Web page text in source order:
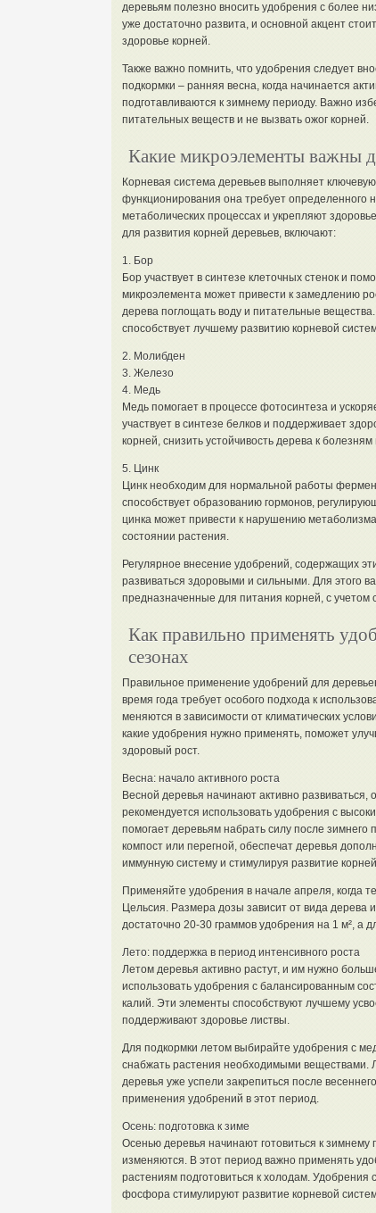
деревьям полезно вносить удобрения с более
уже достаточно развита, и основной акцент
здоровье корней.
Также важно помнить, что удобрения следует
подкормки – ранняя весна, когда начинается
подготавливаются к зимнему периоду. Важно
питательных веществ и не вызвать ожог корней.
Какие микроэлементы важны
Корневая система деревьев выполняет
функционирования она требует определенного
метаболических процессах и укрепляют
для развития корней деревьев, включают:
1. Бор
Бор участвует в синтезе клеточных стенок и
микроэлемента может привести к замедлению
дерева поглощать воду и питательные
способствует лучшему развитию корневой
2. Молибден
3. Железо
4. Медь
Медь помогает в процессе фотосинтеза и
участвует в синтезе белков и поддерживает
корней, снизить устойчивость дерева к
5. Цинк
Цинк необходим для нормальной работы
способствует образованию гормонов,
цинка может привести к нарушению
состоянии растения.
Регулярное внесение удобрений, содержащих
развиваться здоровыми и сильными. Для этого
предназначенные для питания корней, с учетом
Как правильно применять
сезонах
Правильное применение удобрений для
время года требует особого подхода к
меняются в зависимости от климатических
какие удобрения нужно применять, поможет
здоровый рост.
Весна: начало активного роста
Весной деревья начинают активно развиваться,
рекомендуется использовать удобрения с
помогает деревьям набрать силу после зимнего
компост или перегной, обеспечат деревья
иммунную систему и стимулируя развитие
Применяйте удобрения в начале апреля, когда
Цельсия. Размера дозы зависит от вида
достаточно 20-30 граммов удобрения на 1 м², а
Лето: поддержка в период интенсивного роста
Летом деревья активно растут, и им нужно
использовать удобрения с балансированным
калий. Эти элементы способствуют лучшему
поддерживают здоровье листвы.
Для подкормки летом выбирайте удобрения с
снабжать растения необходимыми веществами.
деревья уже успели закрепиться после
применения удобрений в этот период.
Осень: подготовка к зиме
Осенью деревья начинают готовиться к
изменяются. В этот период важно применять
растениям подготовиться к холодам.
фосфора стимулируют развитие корневой